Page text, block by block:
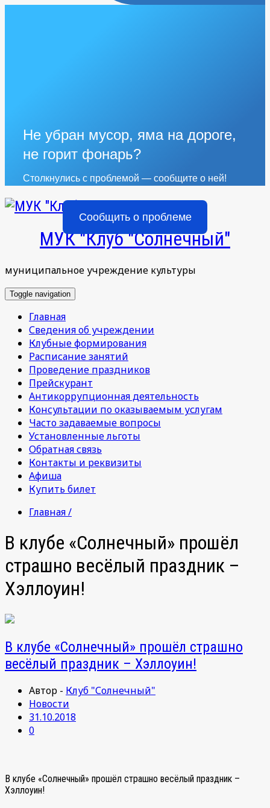
Не убран мусор, яма на дороге,
не горит фонарь?
Столкнулись с проблемой — сообщите о ней!
Сообщить о проблеме
МУК "Клуб "Солнечный"
муниципальное учреждение культуры
Toggle navigation
Главная
Сведения об учреждении
Клубные формирования
Расписание занятий
Проведение праздников
Прейскурант
Антикоррупционная деятельность
Консультации по оказываемым услугам
Часто задаваемые вопросы
Установленные льготы
Обратная связь
Контакты и реквизиты
Афиша
Купить билет
Главная /
В клубе «Солнечный» прошёл
страшно весёлый праздник –
Хэллоуин!
В клубе «Солнечный» прошёл страшно
весёлый праздник – Хэллоуин!
Автор - Клуб "Солнечный"
Новости
31.10.2018
0
В клубе «Солнечный» прошёл страшно весёлый праздник –
Хэллоуин!